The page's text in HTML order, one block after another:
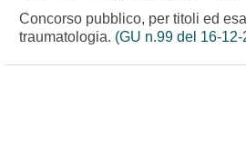
Concorso pubblico, per titoli ed
traumatologia. (GU n.99 del 16-12-